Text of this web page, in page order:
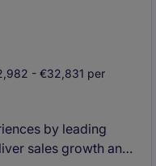
- €32,831 per
by leading
sales growth and